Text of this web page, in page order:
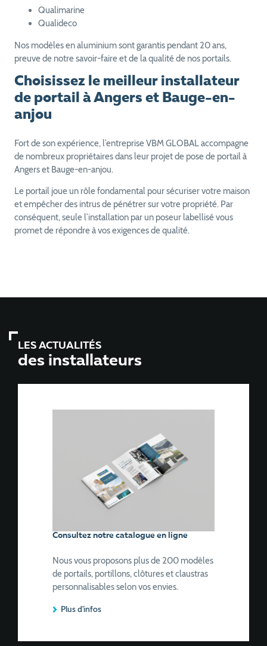
Qualimarine
Qualideco
Nos modèles en aluminium sont garantis pendant 20 ans,
preuve de notre savoir-faire et de la qualité de nos portails.
Choisissez le meilleur installateur
de portail à Angers et Bauge-en-
anjou
Fort de son expérience, l’entreprise VBM GLOBAL accompagne
de nombreux propriétaires dans leur projet de pose de portail à
Angers et Bauge-en-anjou.
Le portail joue un rôle fondamental pour sécuriser votre maison
et empêcher des intrus de pénétrer sur votre propriété. Par
conséquent, seule l’installation par un poseur labellisé vous
promet de répondre à vos exigences de qualité.
LES ACTUALITÉS
des installateurs
Consultez notre catalogue en ligne
Nous vous proposons plus de 200 modèles
de portails, portillons, clôtures et claustras
personnalisables selon vos envies.
Plus d'infos